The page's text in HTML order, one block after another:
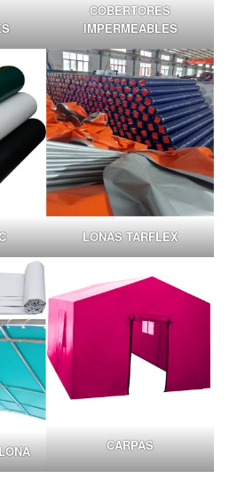
COBERTORES
IMPERMEABLES
LONAS TARFLEX
CARPAS